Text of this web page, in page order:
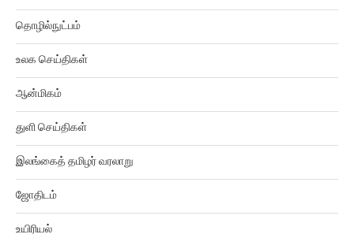
தொழில்நுட்பம்
உலக செய்திகள்
ஆன்மிகம்
துளி செய்திகள்
இலங்கைத் தமிழர் வரலாறு
ஜோதிடம்
உயிரியல்